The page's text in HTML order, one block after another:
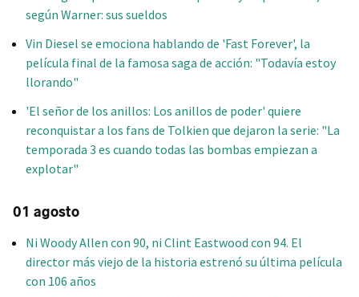
según Warner: sus sueldos
Vin Diesel se emociona hablando de 'Fast Forever', la
película final de la famosa saga de acción: "Todavía estoy
llorando"
'El señor de los anillos: Los anillos de poder' quiere
reconquistar a los fans de Tolkien que dejaron la serie: "La
temporada 3 es cuando todas las bombas empiezan a
explotar"
01 agosto
Ni Woody Allen con 90, ni Clint Eastwood con 94. El
director más viejo de la historia estrenó su última película
con 106 años